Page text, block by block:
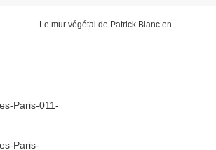
de Patrick Blanc en